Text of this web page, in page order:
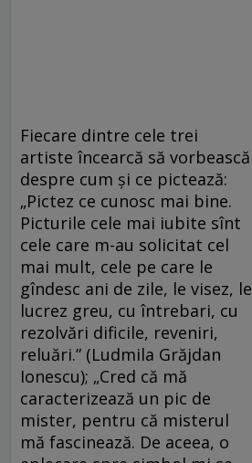
Fiecare dintre cele trei
artiste încearcă să vorbească
despre cum și ce pictează:
„Pictez ce cunosc mai bine.
Picturile cele mai iubite sînt
cele care m-au solicitat cel
mai mult, cele pe care le
gîndesc ani de zile, le visez, le
lucrez greu, cu întrebari, cu
rezolvări dificile, reveniri,
reluări.” (Ludmila Grăjdan
Ionescu); „Cred că mă
caracterizează un pic de
mister, pentru că misterul
mă fascinează. De aceea, o